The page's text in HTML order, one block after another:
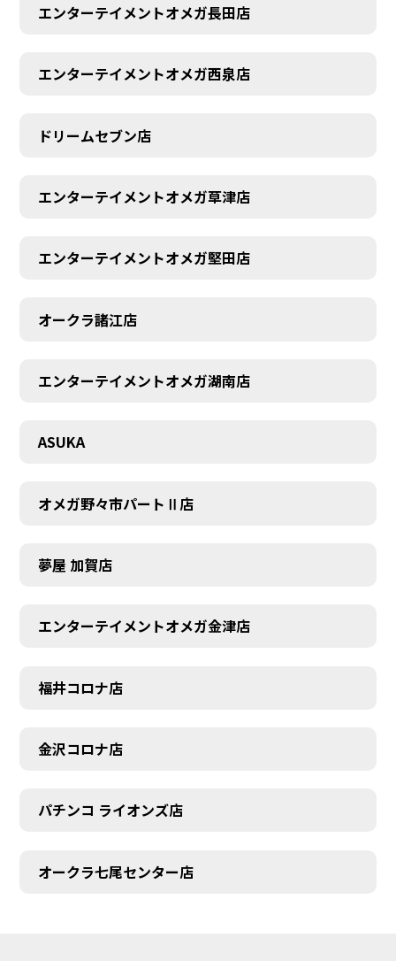
エンターテイメントオメガ長田店
エンターテイメントオメガ西泉店
ドリームセブン店
エンターテイメントオメガ草津店
エンターテイメントオメガ堅田店
オークラ諸江店
エンターテイメントオメガ湖南店
ASUKA
オメガ野々市パートⅡ店
夢屋 加賀店
エンターテイメントオメガ金津店
福井コロナ店
金沢コロナ店
パチンコ ライオンズ店
オークラ七尾センター店